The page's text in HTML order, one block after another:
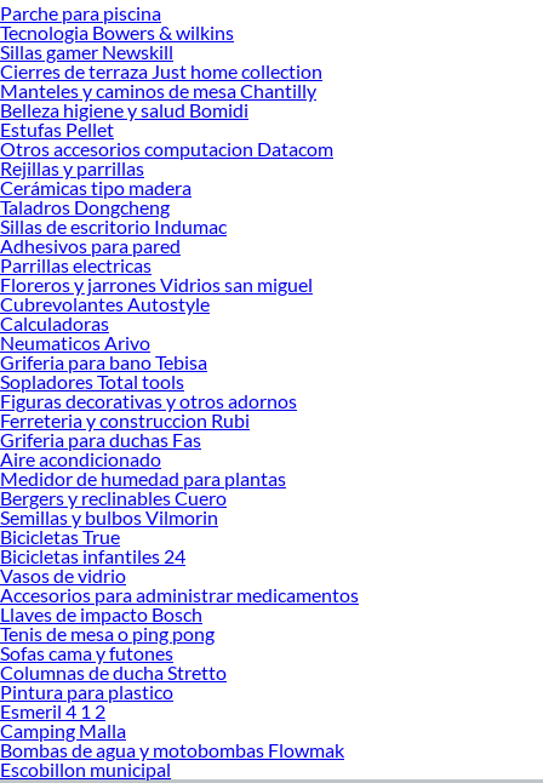
Parche para piscina
Tecnologia Bowers & wilkins
Sillas gamer Newskill
Cierres de terraza Just home collection
Manteles y caminos de mesa Chantilly
Belleza higiene y salud Bomidi
Estufas Pellet
Otros accesorios computacion Datacom
Rejillas y parrillas
Cerámicas tipo madera
Taladros Dongcheng
Sillas de escritorio Indumac
Adhesivos para pared
Parrillas electricas
Floreros y jarrones Vidrios san miguel
Cubrevolantes Autostyle
Calculadoras
Neumaticos Arivo
Griferia para bano Tebisa
Sopladores Total tools
Figuras decorativas y otros adornos
Ferreteria y construccion Rubi
Griferia para duchas Fas
Aire acondicionado
Medidor de humedad para plantas
Bergers y reclinables Cuero
Semillas y bulbos Vilmorin
Bicicletas True
Bicicletas infantiles 24
Vasos de vidrio
Accesorios para administrar medicamentos
Llaves de impacto Bosch
Tenis de mesa o ping pong
Sofas cama y futones
Columnas de ducha Stretto
Pintura para plastico
Esmeril 4 1 2
Camping Malla
Bombas de agua y motobombas Flowmak
Escobillon municipal